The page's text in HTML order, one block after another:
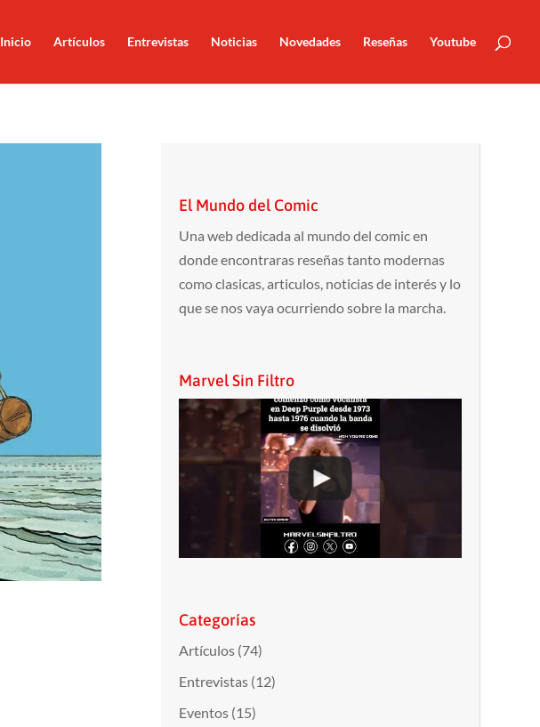
Inicio Artículos Entrevistas Noticias Novedades Reseñas Youtube
El Mundo del Comic
Una web dedicada al mundo del comic en
donde encontraras reseñas tanto modernas
como clasicas, articulos, noticias de interés y lo
que se nos vaya ocurriendo sobre la marcha.
Marvel Sin Filtro
Categorías
Artículos(74)
Entrevistas(12)
Eventos(15)